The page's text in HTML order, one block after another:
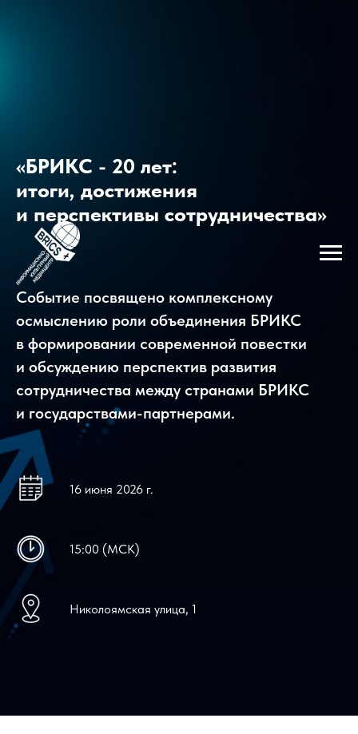
«БРИКС - 20 лет:
итоги, достижения
и перспективы сотрудничества»
Событие посвящено комплексному
осмыслению роли объединения БРИКС
в формировании современной повестки
и обсуждению перспектив развития
сотрудничества между странами БРИКС
и государствами-партнерами.
16 июня 2026 г.
15:00 (МСК)
Николоямская улица, 1